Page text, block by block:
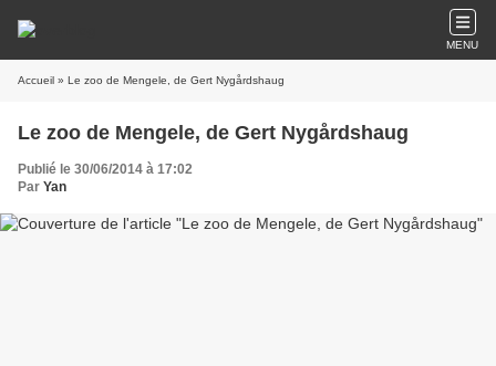
MENU
Accueil » Le zoo de Mengele, de Gert Nygårdshaug
Le zoo de Mengele, de Gert Nygårdshaug
Publié le 30/06/2014 à 17:02
Par Yan